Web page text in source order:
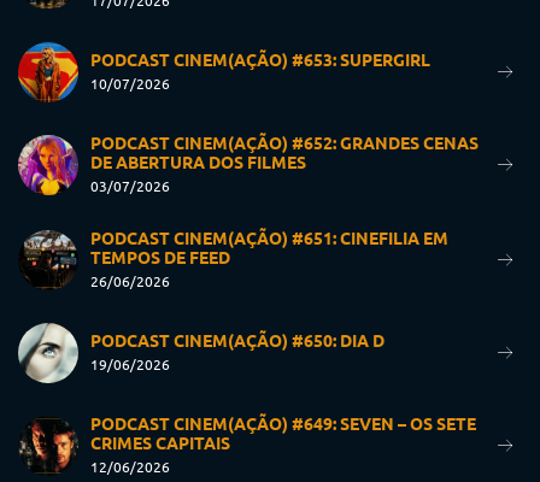
PODCAST CINEM(AÇÃO) #653: SUPERGIRL
10/07/2026
PODCAST CINEM(AÇÃO) #652: GRANDES CENAS
DE ABERTURA DOS FILMES
03/07/2026
PODCAST CINEM(AÇÃO) #651: CINEFILIA EM
TEMPOS DE FEED
26/06/2026
PODCAST CINEM(AÇÃO) #650: DIA D
19/06/2026
PODCAST CINEM(AÇÃO) #649: SEVEN – OS SETE
CRIMES CAPITAIS
12/06/2026